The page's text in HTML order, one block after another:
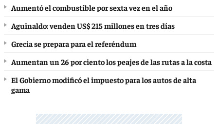
Aumentó el combustible por sexta vez en el año
Aguinaldo: venden US$ 215 millones en tres días
Grecia se prepara para el referéndum
Aumentan un 26 por ciento los peajes de las rutas a la costa
El Gobierno modificó el impuesto para los autos de alta
gama